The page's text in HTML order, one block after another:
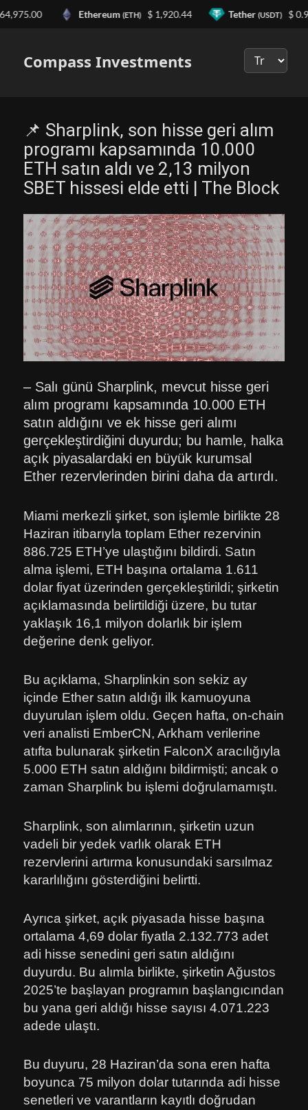
Compass Investments
📌 Sharplink, son hisse geri alım
programı kapsamında 10.000
ETH satın aldı ve 2,13 milyon
SBET hissesi elde etti | The Block
– Salı günü Sharplink, mevcut hisse geri
alım programı kapsamında 10.000 ETH
satın aldığını ve ek hisse geri alımı
gerçekleştirdiğini duyurdu; bu hamle, halka
açık piyasalardaki en büyük kurumsal
Ether rezervlerinden birini daha da artırdı.
Miami merkezli şirket, son işlemle birlikte 28
Haziran itibarıyla toplam Ether rezervinin
886.725 ETH’ye ulaştığını bildirdi. Satın
alma işlemi, ETH başına ortalama 1.611
dolar fiyat üzerinden gerçekleştirildi; şirketin
açıklamasında belirtildiği üzere, bu tutar
yaklaşık 16,1 milyon dolarlık bir işlem
değerine denk geliyor.
Bu açıklama, Sharplinkin son sekiz ay
içinde Ether satın aldığı ilk kamuoyuna
duyurulan işlem oldu. Geçen hafta, on-chain
veri analisti EmberCN, Arkham verilerine
atıfta bulunarak şirketin FalconX aracılığıyla
5.000 ETH satın aldığını bildirmişti; ancak o
zaman Sharplink bu işlemi doğrulamamıştı.
Sharplink, son alımlarının, şirketin uzun
vadeli bir yedek varlık olarak ETH
rezervlerini artırma konusundaki sarsılmaz
kararlılığını gösterdiğini belirtti.
Ayrıca şirket, açık piyasada hisse başına
ortalama 4,69 dolar fiyatla 2.132.773 adet
adi hisse senedini geri satın aldığını
duyurdu. Bu alımla birlikte, şirketin Ağustos
2025’te başlayan programın başlangıcından
bu yana geri aldığı hisse sayısı 4.071.223
adede ulaştı.
Bu duyuru, 28 Haziran’da sona eren hafta
boyunca 75 milyon dolar tutarında adi hisse
senetleri ve varantların kayıtlı doğrudan
Ethereum(ETH) $ 1,920.44 Tether(USDT) $